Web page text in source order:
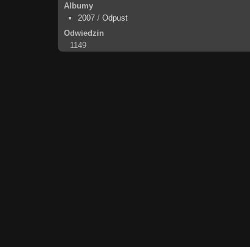
Albumy
2007 /Odpust
Odwiedzin
1149